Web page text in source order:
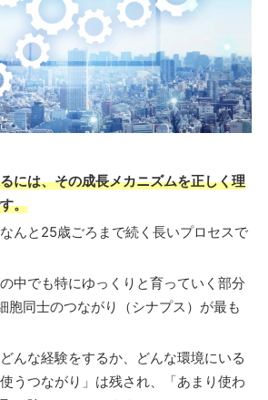
には、その成長メカニズムを正しく理
。
んと25歳ごろまで続く長いプロセスで
中でも特にゆっくりと育っていく部分
胞同士のつながり（シナプス）が最も
んな経験をするか、どんな環境にいる
うつながり」は残され、「あまり使わ